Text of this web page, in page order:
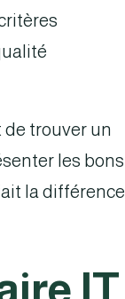
de trouver un
les bons
la différence